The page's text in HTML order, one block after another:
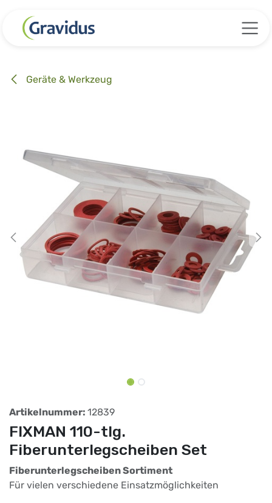
Geräte & Werkzeug
Artikelnummer: 12839
FIXMAN 110-tlg.
Fiberunterlegscheiben Set
Fiberunterlegscheiben Sortiment
Für vielen verschiedene Einsatzmöglichkeiten